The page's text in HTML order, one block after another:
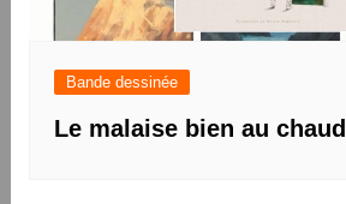
Bande dessinée
Le malaise bien au chaud